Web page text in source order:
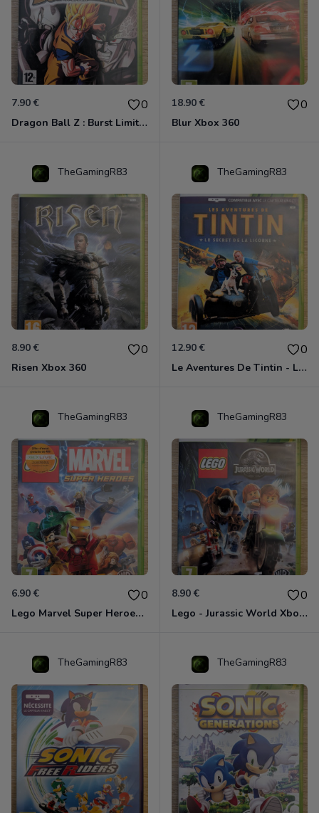
7.90 € 0
Dragon Ball Z : Burst Limit Xbox 360
18.90 € 0
Blur Xbox 360
TheGamingR83
8.90 € 0
Risen Xbox 360
TheGamingR83
12.90 € 0
Le Aventures De Tintin - Le Secret De La Licorne Xbox 360
TheGamingR83
6.90 € 0
Lego Marvel Super Heroes Xbox 360
TheGamingR83
8.90 € 0
Lego - Jurassic World Xbox 360
TheGamingR83 TheGamingR83